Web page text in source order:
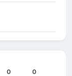
0 0